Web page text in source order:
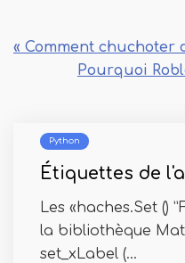
« Comment chuchoter
Pourquoi
Python
Étiquettes de
Les «haches.Set ()
la bibliothèque
set_xLabel (...